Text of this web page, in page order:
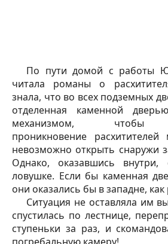
По пути домой с работы
читала романы о
знала, что во всех подземных
отделенная каменной
механизмом, чтобы
проникновение
невозможно открыть снаружи
Однако, оказавшись
ловушке. Если бы каменная
они оказались бы в западне,
Ситуация не оставляла им
спустилась по лестнице,
ступеньки за раз, и